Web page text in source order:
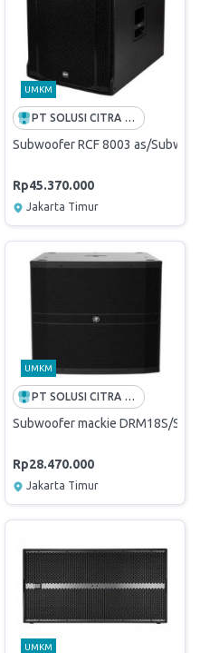
V6/JBL power amplifier V6 original
UMKM
PT SOLUSI CITRA OPPORTUNITY -FREE ONGKIR INDONESIA
Subwoofer RCF 8003 as/
Rp45.370.000
Jakarta Timur
kabel MIC id xt3/ID AUDI0 XT
UMKM
PT SOLUSI CITRA OPPORTUNITY -FREE ONGKIR INDONESIA
Subwoofer mackie DRM18S/
Rp28.470.000
Jakarta Timur
UMKM